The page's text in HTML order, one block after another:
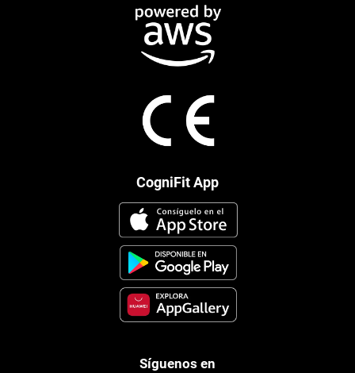
CogniFit App
Síguenos en